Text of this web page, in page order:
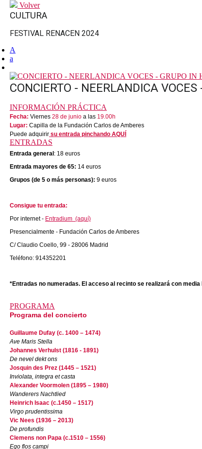
Volver
CULTURA
FESTIVAL RENACEN 2024
A
a
CONCIERTO - NEERLANDICA
INFORMACIÓN PRÁCTICA
Fecha: Viernes 28 de junio a las 19.00h
Lugar: Capilla de la Fundación Carlos de Amberes
Puede adquirir su entrada pinchando AQUÍ
ENTRADAS
Entrada general : 18 euros
Entrada mayores de 65: 14 euros
Grupos (de 5 o más personas): 9 euros
Consigue tu entrada:
Por internet - Entradium (aquí)
Presencialmente - Fundación Carlos de Amberes
C/ Claudio Coello, 99 - 28006 Madrid
Teléfono: 914352201
*Entradas no numeradas. El acceso al recinto se realizará con media
PROGRAMA
Programa del concierto
Guillaume Dufay (c. 1400 – 1474)
Ave Maris Stella
Johannes Verhulst (1816 - 1891)
De nevel dekt ons
Josquin des Prez (1445 – 1521)
Inviolata, integra et casta
Alexander Voormolen (1895 – 1980)
Wanderers Nachtlied
Heinrich Isaac (c.1450 – 1517)
Virgo prudentissima
Vic Nees (1936 – 2013)
De profundis
Clemens non Papa (c.1510 – 1556)
Ego flos campi